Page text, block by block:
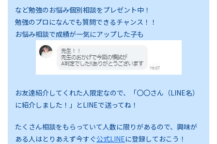
など勉強のお悩み個別相談をプレゼント中！
勉強のプロになんでも質問できるチャンス！！
お悩み相談で成績が一気にアップした子も
お友達紹介してくれた人限定なので、「〇〇さん（LINE名）
に紹介しました！」とLINEで送ってね！
たくさん相談をもらっていて人数に限りがあるので、興味が
ある人はとりあえず今すぐ公式LINEに登録しておこう！